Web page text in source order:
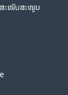
ສະໜັບສະໜູນ